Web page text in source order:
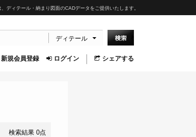
、ディテール・納まり図面のCADデータをご提供いたします。
ディテール
新規会員登録 ログイン シェアする
検索結果 0点